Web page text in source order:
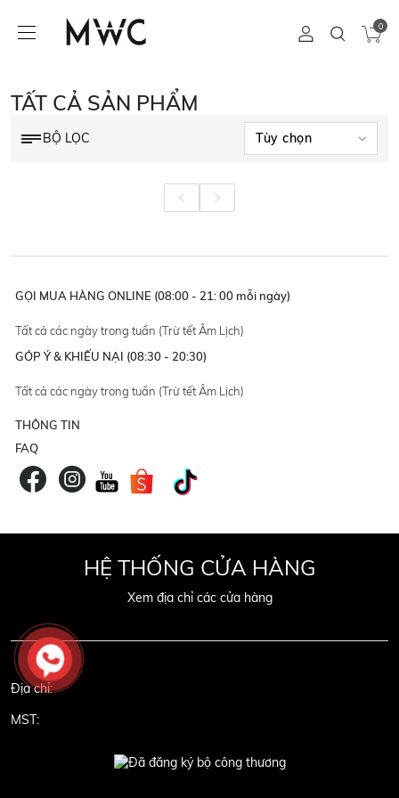
0
TẤT CẢ SẢN PHẨM
BỘ LỌC
GỌI MUA HÀNG ONLINE (08:00 - 21: 00 mỗi ngày)
Tất cả các ngày trong tuần (Trừ tết Âm Lịch)
GÓP Ý & KHIẾU NẠI (08:30 - 20:30)
Tất cả các ngày trong tuần (Trừ tết Âm Lịch)
THÔNG TIN
FAQ
HỆ THỐNG CỬA HÀNG
Xem địa chỉ các cửa hàng
Địa chỉ:
MST: